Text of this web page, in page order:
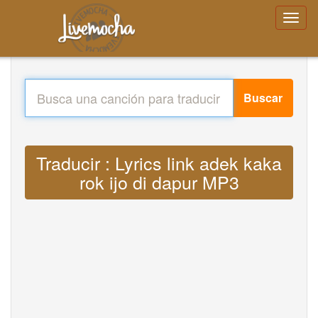
Buscar
Traducir : Lyrics link adek kaka
rok ijo di dapur MP3